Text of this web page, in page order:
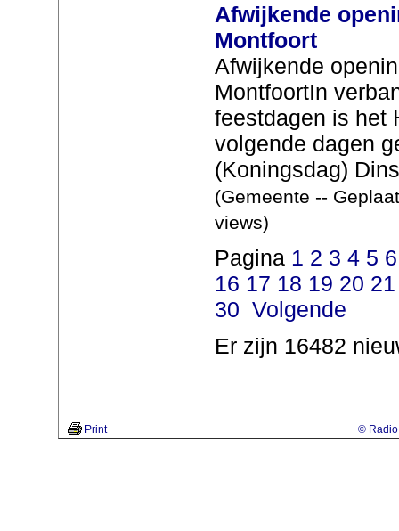
Afwijkende
Montfoort
Afwijkende
MontfoortIn
feestdagen is het
volgende dagen
(Koningsdag)
(Gemeente --
views)
Pagina 1 2 3 4 5 6
16 17 18 19 20 21
30 Volgende
Er zijn 16482
Print © Radio